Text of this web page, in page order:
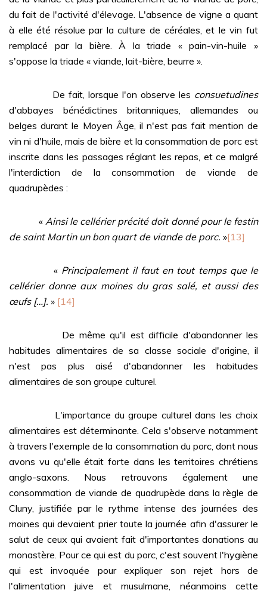
du fait de l'activité d'élevage. L'absence de vigne a quant
à elle été résolue par la culture de céréales, et le vin fut
remplacé par la bière. À la triade « pain-vin-huile »
s'oppose la triade « viande, lait-bière, beurre ».
De fait, lorsque l'on observe les consuetudines
d'abbayes bénédictines britanniques, allemandes ou
belges durant le Moyen Âge, il n'est pas fait mention de
vin ni d'huile, mais de bière et la consommation de porc est
inscrite dans les passages réglant les repas, et ce malgré
l'interdiction de la consommation de viande de
quadrupèdes :
« Ainsi le cellérier précité doit donné pour le festin
de saint Martin un bon quart de viande de porc. »[13]
« Principalement il faut en tout temps que le
cellérier donne aux moines du gras salé, et aussi des
œufs […]. » [14]
De même qu'il est difficile d'abandonner les
habitudes alimentaires de sa classe sociale d'origine, il
n'est pas plus aisé d'abandonner les habitudes
alimentaires de son groupe culturel.
L'importance du groupe culturel dans les choix
alimentaires est déterminante. Cela s'observe notamment
à travers l'exemple de la consommation du porc, dont nous
avons vu qu'elle était forte dans les territoires chrétiens
anglo-saxons. Nous retrouvons également une
consommation de viande de quadrupède dans la règle de
Cluny, justifiée par le rythme intense des journées des
moines qui devaient prier toute la journée afin d'assurer le
salut de ceux qui avaient fait d'importantes donations au
monastère. Pour ce qui est du porc, c'est souvent l'hygiène
qui est invoquée pour expliquer son rejet hors de
l'alimentation juive et musulmane, néanmoins cette